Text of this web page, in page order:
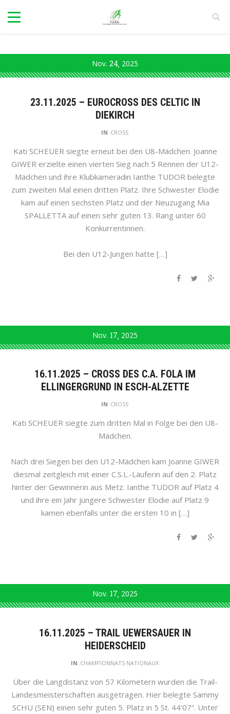
Nov. 24 2025
23.11.2025 – EUROCROSS DES CELTIC IN
DIEKIRCH
IN CROSS
Kati SCHEUER siegte erneut bei den U8-Mädchen. Joanne
GIWER erzielte einen vierten Sieg nach 5 Rennen der U12-
Mädchen und ihre Klubkameradin Ianthe TUDOR belegte
zum zweiten Mal einen dritten Platz. Ihre Schwester Elodie
kam auf einen sechsten Platz und der Neuzugang Mia
SPALLETTA auf einen sehr guten 13. Rang unter 60
Konkurrentinnen.
Bei den U12-Jungen hatte […]
Nov. 17 2025
16.11.2025 – CROSS DES C.A. FOLA IM
ELLINGERGRUND IN ESCH-ALZETTE
IN CROSS
Kati SCHEUER siegte zum dritten Mal in Folge bei den U8-
Mädchen.
Nach drei Siegen bei den U12-Mädchen kam Joanne GIWER
diesmal zeitgleich mit einer C.S.L.-Läuferin auf den 2. Platz
hinter der Gewinnerin aus Metz. Ianthe TUDOR auf Platz 4
und ihre ein Jahr jüngere Schwester Elodie auf Platz 9
kamen ebenfalls unter die ersten 10 in […]
Nov. 17 2025
16.11.2025 – TRAIL UEWERSAUER IN
HEIDERSCHEID
IN CHAMPIONNATS NATIONAUX
Über die Langdistanz von 57 Kilometern wurden die Trail-
Landesmeisterschaften ausgetragen. Hier belegte Sammy
SCHU (SEN) einen sehr guten 5. Platz in 5 St. 44’07“. Unter